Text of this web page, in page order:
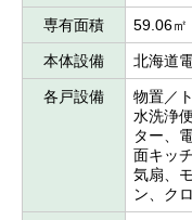
専有面積 59.06㎡
本体設備 北海道
各戸設備
物置／
水洗浄
ター、
面キッ
気扇、
ン、ク